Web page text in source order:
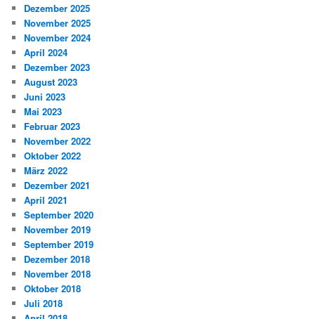
Dezember 2025
November 2025
November 2024
April 2024
Dezember 2023
August 2023
Juni 2023
Mai 2023
Februar 2023
November 2022
Oktober 2022
März 2022
Dezember 2021
April 2021
September 2020
November 2019
September 2019
Dezember 2018
November 2018
Oktober 2018
Juli 2018